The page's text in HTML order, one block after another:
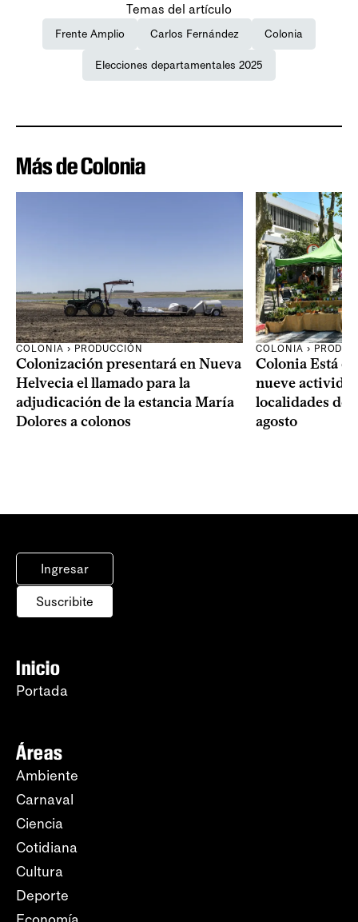
Temas del artículo
Frente Amplio Carlos Fernández Colonia
Elecciones departamentales 2025
Más de Colonia
COLONIA › PRODUCCIÓN
Colonización presentará en Nueva
Helvecia el llamado para la
adjudicación de la estancia María
Dolores a colonos
COLONIA ›
Colonia Está
nueve
localidades del
agosto
Ingresar
Suscribite
Inicio
Portada
Áreas
Ambiente
Carnaval
Ciencia
Cotidiana
Cultura
Deporte